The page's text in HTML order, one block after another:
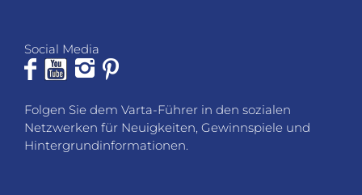
Social Media
Folgen Sie dem Varta-Führer in den sozialen
Netzwerken für Neuigkeiten, Gewinnspiele und
Hintergrundinformationen.